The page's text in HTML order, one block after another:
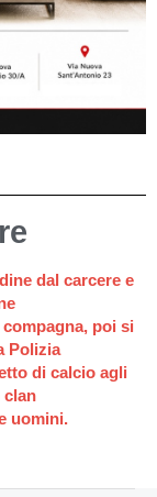
dal carcere e
poi si
Polizia
di calcio agli
clan
uomini.